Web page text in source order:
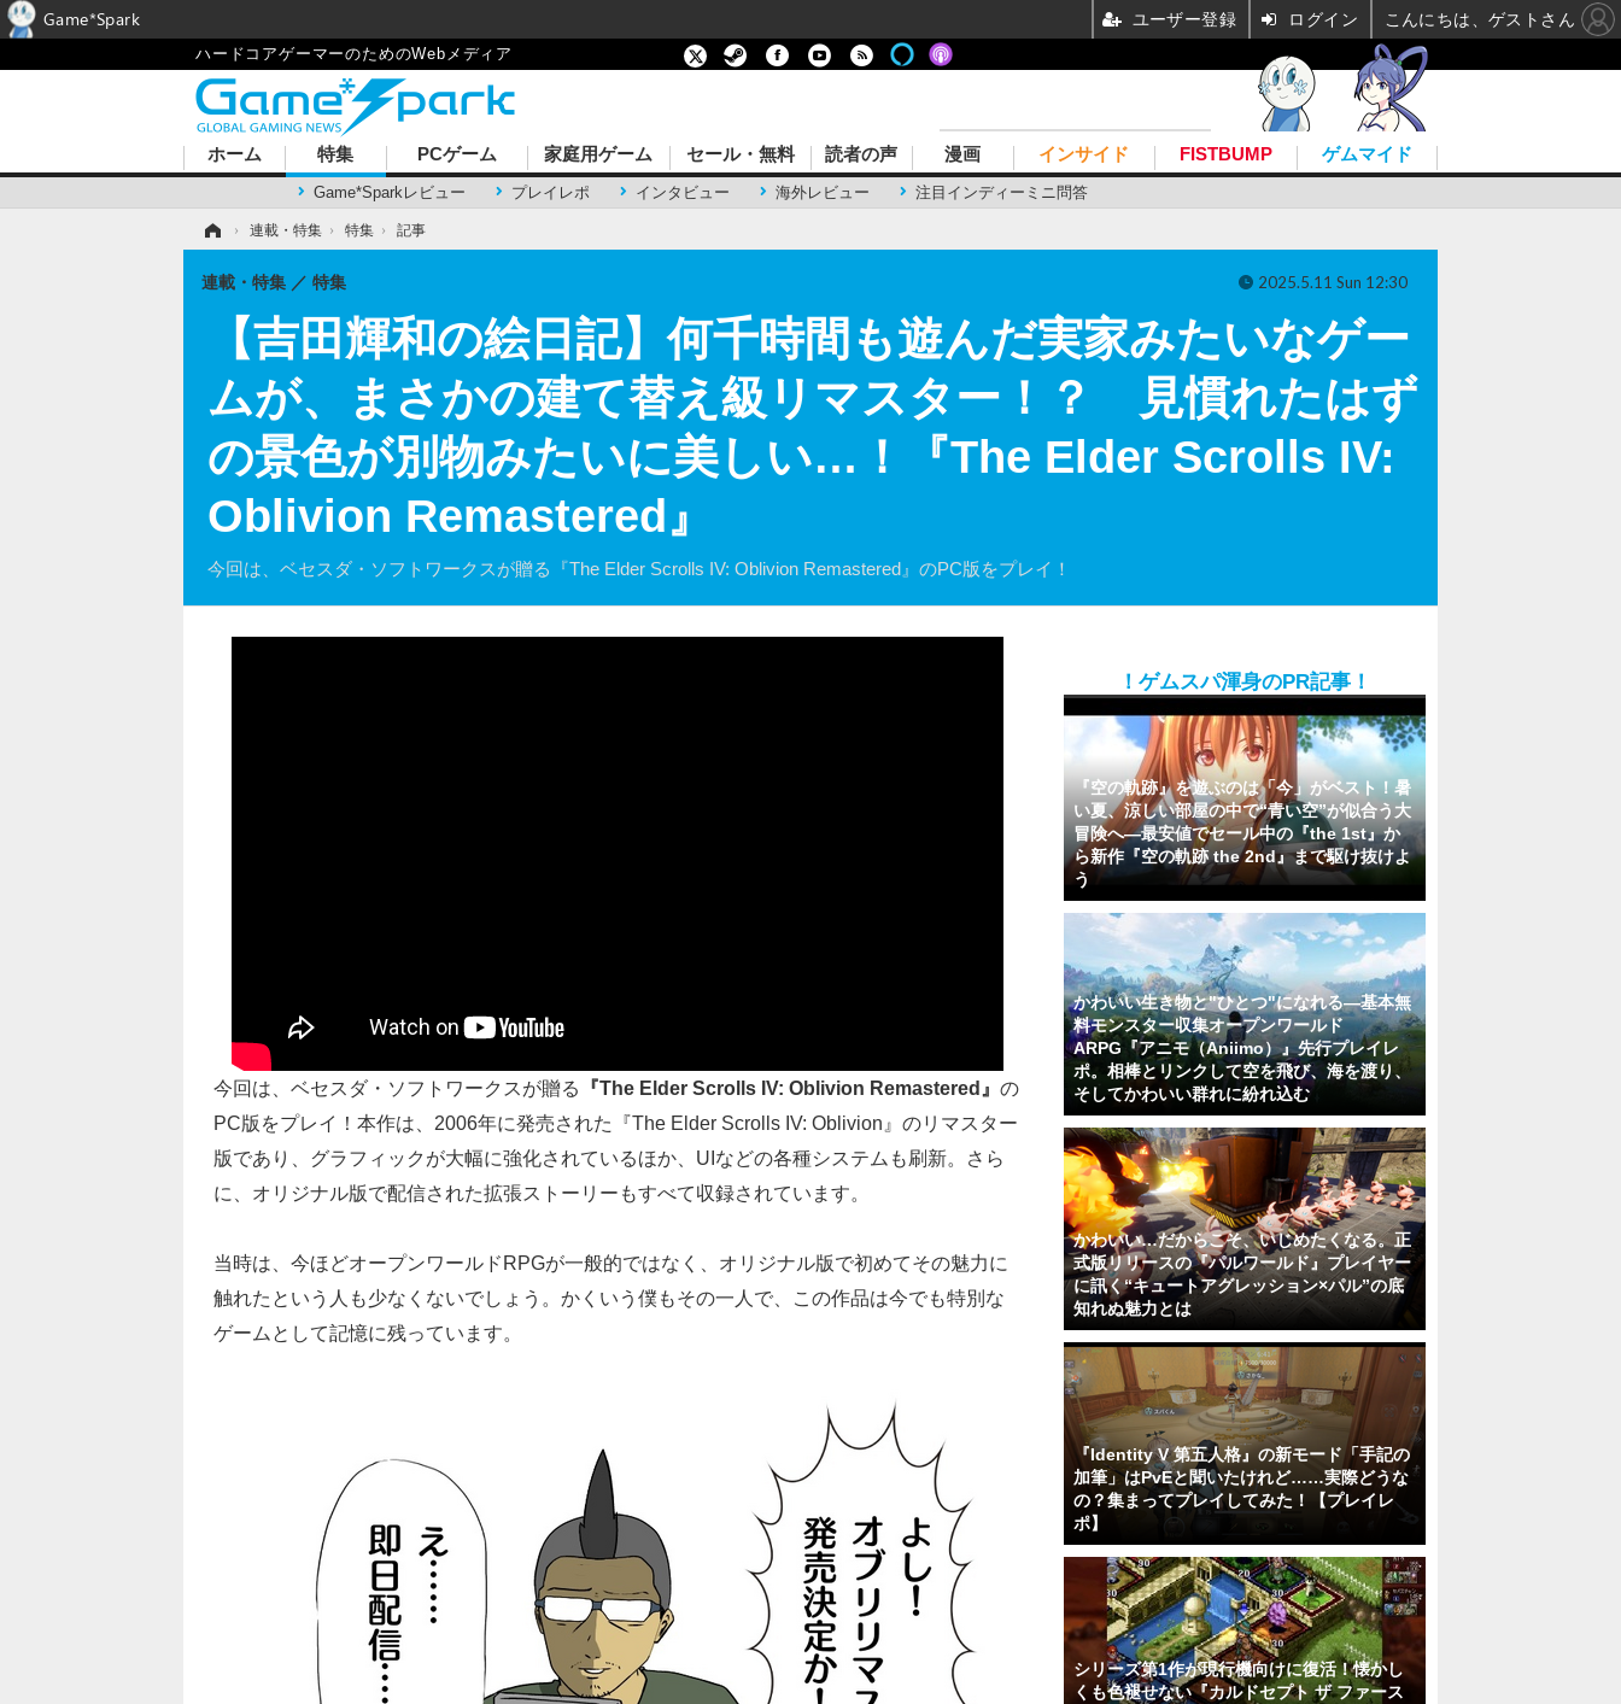
ハードコアゲーマーのためのWebメディア
ホーム 特集
Game*Sparkレビュー プレイレポ インタビュー 海外レビュー 注目インディーミニ問答
PCゲーム 家庭用ゲーム セール・無料 読者の声 漫画 インサイド FISTBUMP ゲムマイド
› 連載・特集 › 特集 › 記事
【吉田輝和の絵日記】何千時間も遊んだ実家みたいなゲー
ムが、まさかの建て替え級リマスター！？ 見慣れたはず
の景色が別物みたいに美しい…！『The Elder Scrolls IV:
Oblivion Remastered』
今回は、ベセスダ・ソフトワークスが贈る『The Elder Scrolls IV: Oblivion Remastered』のPC版をプレイ！
連載・特集 特集 2025.5.11 Sun 12:30
今回は、ベセスダ・ソフトワークスが贈る 『The Elder Scrolls IV: Oblivion Remastered』 の
PC版をプレイ！本作は、2006年に発売された『The Elder Scrolls IV: Oblivion』のリマスター
版であり、グラフィックが大幅に強化されているほか、UIなどの各種システムも刷新。さら
に、オリジナル版で配信された拡張ストーリーもすべて収録されています。
当時は、今ほどオープンワールドRPGが一般的ではなく、オリジナル版で初めてその魅力に
触れたという人も少なくないでしょう。かくいう僕もその一人で、この作品は今でも特別な
ゲームとして記憶に残っています。
！ゲムスパ渾身のPR記事！
『空の軌跡』を遊ぶのは「今」がベスト！暑
い夏、涼しい部屋の中で“青い空”が似合う大
冒険へ―最安値でセール中の『the 1st』か
ら新作『空の軌跡 the 2nd』まで駆け抜けよ
う
かわいい生き物と"ひとつ"になれる―基本無
料モンスター収集オープンワールド
ARPG『アニモ（Aniimo）』先行プレイレ
ポ。相棒とリンクして空を飛び、海を渡り、
そしてかわいい群れに紛れ込む
かわいい…だからこそ、いじめたくなる。正
式版リリースの『パルワールド』プレイヤー
に訊く“キュートアグレッション×パル”の底
知れぬ魅力とは
『Identity V 第五人格』の新モード「手記の
加筆」はPvEと聞いたけれど……実際どうな
の？集まってプレイしてみた！【プレイレ
ポ】
シリーズ第1作が現行機向けに復活！懐かし
くも色褪せない『カルドセプト ザ ファース
Game*Spark ユーザー登録 ログイン こんにちは、ゲストさん